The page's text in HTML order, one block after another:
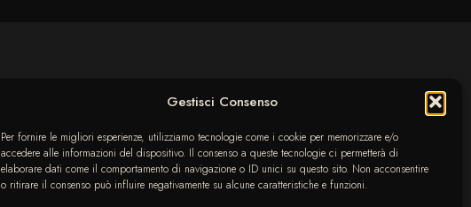
Gestisci Consenso
Per fornire le migliori esperienze, utilizziamo tecnologie come i cookie per memorizzare e/o
accedere alle informazioni del dispositivo. Il consenso a queste tecnologie ci permetterà di
elaborare dati come il comportamento di navigazione o ID unici su questo sito. Non acconsentire
o ritirare il consenso può influire negativamente su alcune caratteristiche e funzioni.